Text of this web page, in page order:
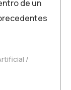
de un